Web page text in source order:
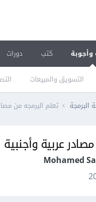
وأجوبة
التسويق والمبيعات
كتب دورات
البرمجة تعلم البرمجه من
عربية وأجنبية